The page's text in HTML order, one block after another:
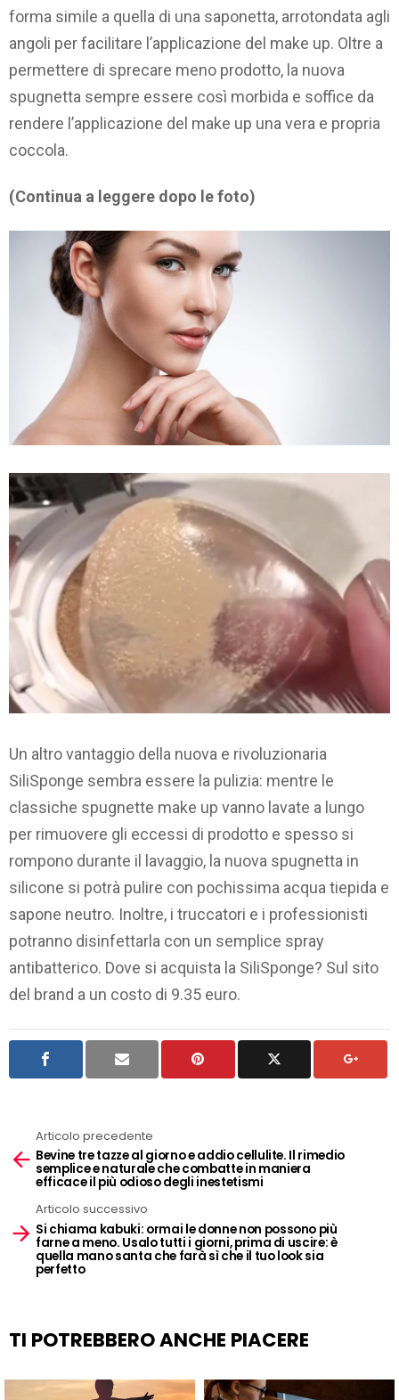
forma simile a quella di una saponetta, arrotondata agli
angoli per facilitare l’applicazione del make up. Oltre a
permettere di sprecare meno prodotto, la nuova
spugnetta sempre essere così morbida e soffice da
rendere l’applicazione del make up una vera e propria
coccola.
(Continua a leggere dopo le foto)
Un altro vantaggio della nuova e rivoluzionaria
SiliSponge sembra essere la pulizia: mentre le
classiche spugnette make up vanno lavate a lungo
per rimuovere gli eccessi di prodotto e spesso si
rompono durante il lavaggio, la nuova spugnetta in
silicone si potrà pulire con pochissima acqua tiepida e
sapone neutro. Inoltre, i truccatori e i professionisti
potranno disinfettarla con un semplice spray
antibatterico. Dove si acquista la SiliSponge? Sul sito
del brand a un costo di 9.35 euro.
more
Articolo precedente
Bevine tre tazze al giorno e addio cellulite. Il rimedio
semplice e naturale che combatte in maniera
efficace il più odioso degli inestetismi
Articolo successivo
Si chiama kabuki: ormai le donne non possono più
farne a meno. Usalo tutti i giorni, prima di uscire: è
quella mano santa che farà sì che il tuo look sia
perfetto
TI POTREBBERO ANCHE PIACERE